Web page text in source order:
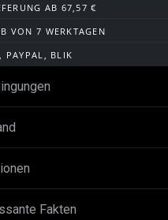
AB 67,57 €
VON 7 WERKTAGEN
PAYPAL, BLIK
Fakten